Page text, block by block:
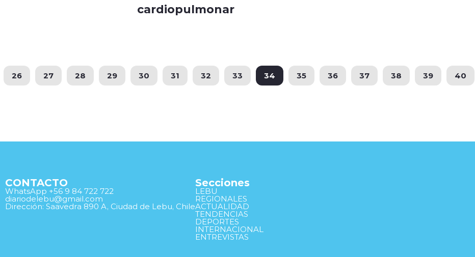
cardiopulmonar
26 27 28 29 30 31 32 33 34 35 36 37 38 39 40
CONTACTO
WhatsApp +56 9 84 722 722
diariodelebu@gmail.com
Dirección: Saavedra 890 A, Ciudad de Lebu, Chile
Secciones
LEBU
REGIONALES
ACTUALIDAD
TENDENCIAS
DEPORTES
INTERNACIONAL
ENTREVISTAS